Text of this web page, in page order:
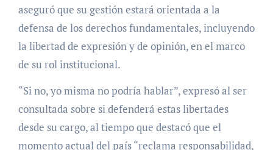
aseguró que su gestión estará orientada a la
defensa de los derechos fundamentales, incluyendo
la libertad de expresión y de opinión, en el marco
de su rol institucional.
“Si no, yo misma no podría hablar”, expresó al ser
consultada sobre si defenderá estas libertades
desde su cargo, al tiempo que destacó que el
momento actual del país “reclama responsabilidad,